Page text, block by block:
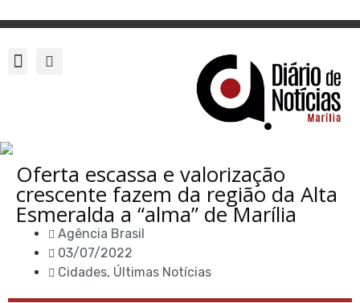
Oferta escassa e valorização
crescente fazem da região da Alta
Esmeralda a “alma” de Marília
Agência Brasil
03/07/2022
Cidades, Últimas Notícias